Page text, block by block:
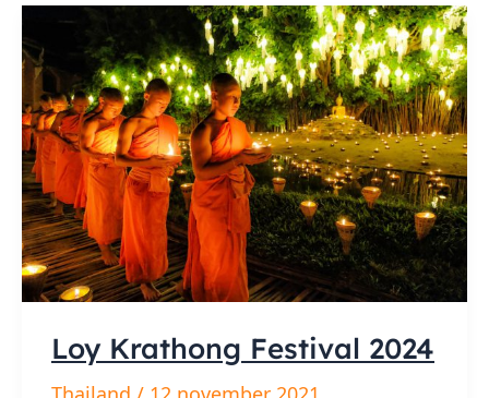
Loy Krathong Festival 2024